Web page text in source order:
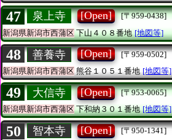
47 泉上寺 [Open]
[〒959-0438]
新潟県新潟市西蒲区下山４０８番地 [地図等]
48 善養寺 [Open]
[〒959-0502]
新潟県新潟市西蒲区熊谷１０５１番地 [地図等]
49 大信寺 [Open]
[〒953-0065]
新潟県新潟市西蒲区下和納３０１番地 [地図等]
50 智本寺 [Open]
[〒950-1341]